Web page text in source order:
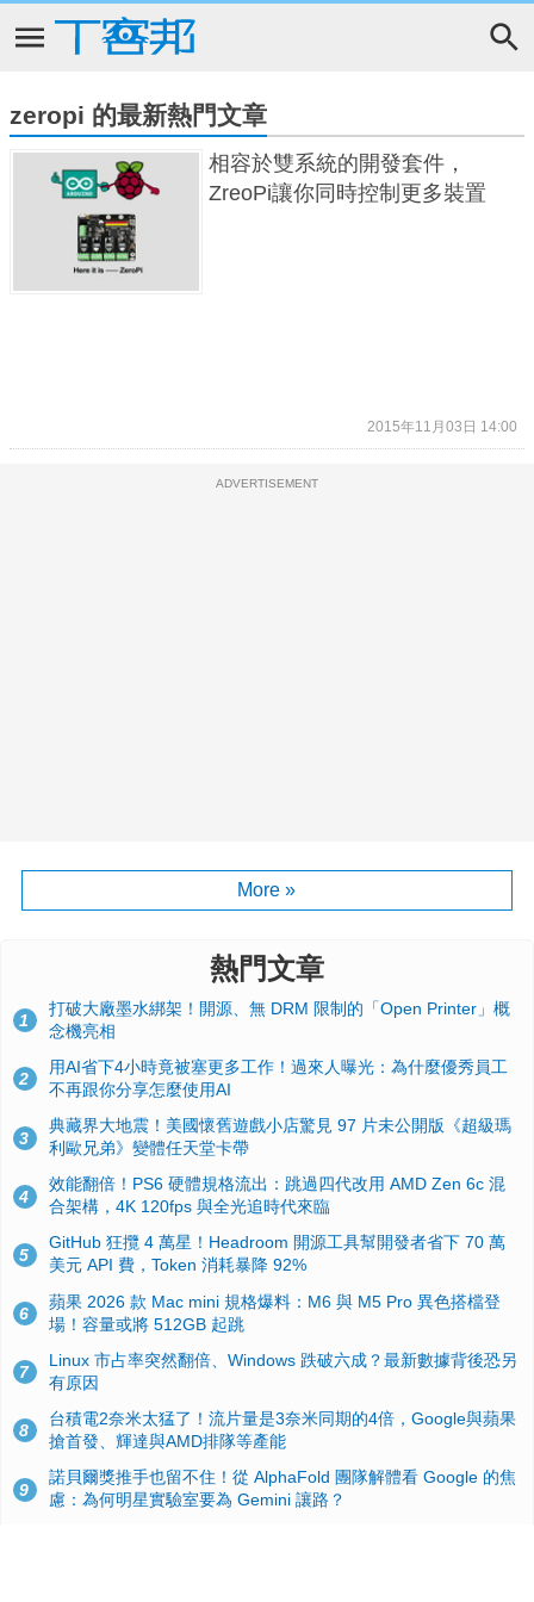
zeropi 的最新熱門文章
相容於雙系統的開發套件，
ZreoPi讓你同時控制更多裝置
2015年11月03日 14:00
ADVERTISEMENT
More »
熱門文章
1
打破大廠墨水綁架！開源、無 DRM 限制的「Open Printer」概
念機亮相
2
用AI省下4小時竟被塞更多工作！過來人曝光：為什麼優秀員工
不再跟你分享怎麼使用AI
3
典藏界大地震！美國懷舊遊戲小店驚見 97 片未公開版《超級瑪
利歐兄弟》變體任天堂卡帶
4
效能翻倍！PS6 硬體規格流出：跳過四代改用 AMD Zen 6c 混
合架構，4K 120fps 與全光追時代來臨
5
GitHub 狂攬 4 萬星！Headroom 開源工具幫開發者省下 70 萬
美元 API 費，Token 消耗暴降 92%
6
蘋果 2026 款 Mac mini 規格爆料：M6 與 M5 Pro 異色搭檔登
場！容量或將 512GB 起跳
7
Linux 市占率突然翻倍、Windows 跌破六成？最新數據背後恐另
有原因
8
台積電2奈米太猛了！流片量是3奈米同期的4倍，Google與蘋果
搶首發、輝達與AMD排隊等產能
9
諾貝爾獎推手也留不住！從 AlphaFold 團隊解體看 Google 的焦
慮：為何明星實驗室要為 Gemini 讓路？